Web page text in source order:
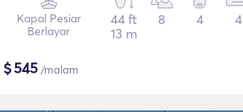
Kapal Pesiar
Berlayar
44 ft
13 m
8 4 4
$545 /malam